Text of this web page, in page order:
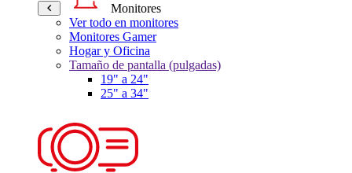
Monitores
Ver todo en monitores
Monitores Gamer
Hogar y Oficina
Tamaño de pantalla (pulgadas)
19" a 24"
25" a 34"